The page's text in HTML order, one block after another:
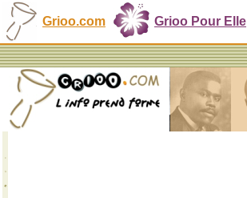
Grioo.com Grioo Pour Elle